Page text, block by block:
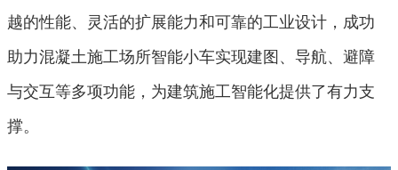
越的性能、灵活的扩展能力和可靠的工业设计，成功
助力混凝土施工场所智能小车实现建图、导航、避障
与交互等多项功能，为建筑施工智能化提供了有力支
撑。